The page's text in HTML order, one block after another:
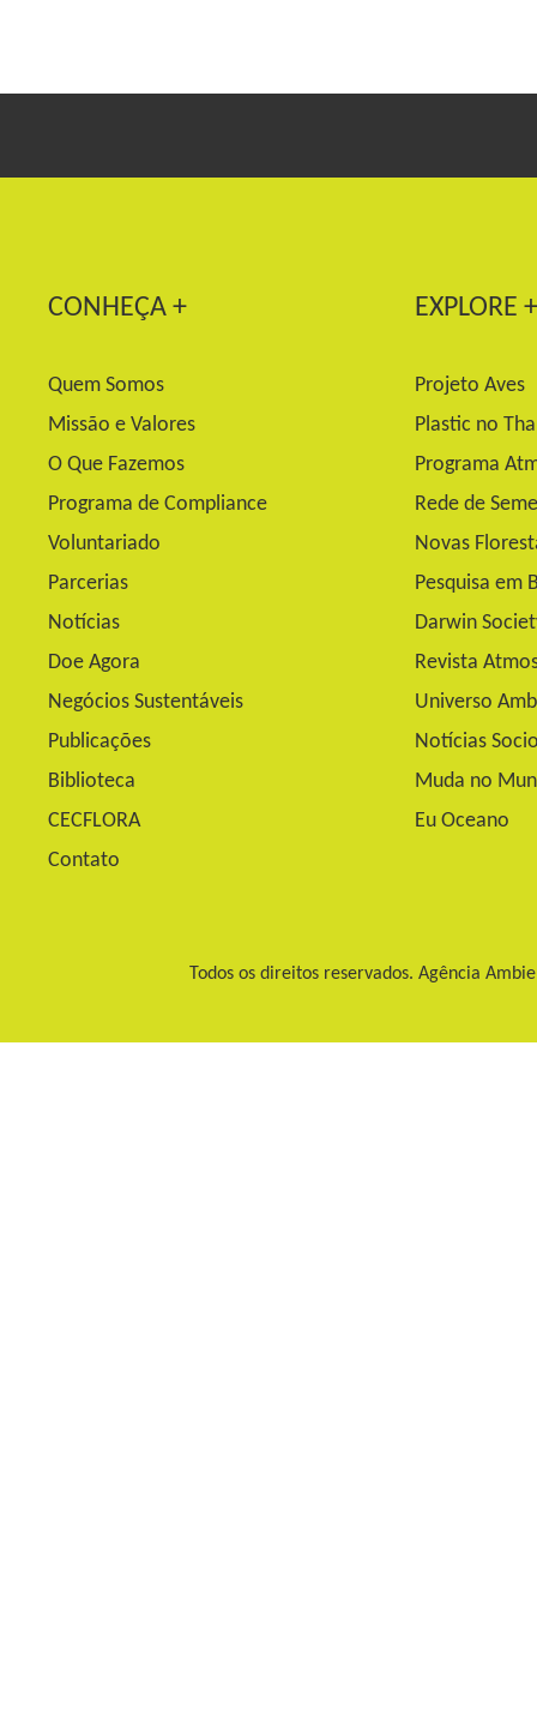
CONHEÇA + EXPLORE +
Quem Somos
Projeto Aves
Missão e Valores
Plastic no
O Que Fazemos
Programa
Programa de Compliance
Rede de
Voluntariado
Novas
Parcerias
Pesquisa em
Notícias
Darwin
Doe Agora
Revista
Negócios Sustentáveis
Universo
Publicações
Notícias
Biblioteca
Muda no
CECFLORA
Eu Oceano
Contato
Todos os direitos reservados. Agência